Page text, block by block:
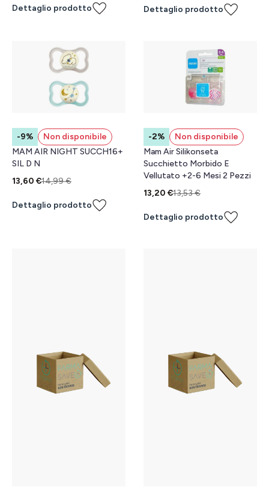
Dettaglio prodotto Dettaglio prodotto
-9%
Non disponibile
MAM AIR NIGHT SUCCH16+
SIL D N
13,60 €14,99 €
Dettaglio prodotto
-2%
Non disponibile
Mam Air Silikonseta
Succhietto Morbido E
Vellutato +2-6 Mesi 2 Pezzi
13,20 €13,53 €
Dettaglio prodotto